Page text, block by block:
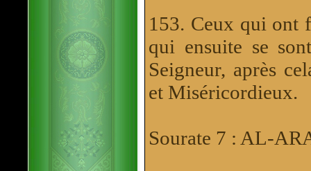
153. Ceux qui ont
qui ensuite se
Seigneur, après
et Miséricordieux.
Sourate 7 : AL-